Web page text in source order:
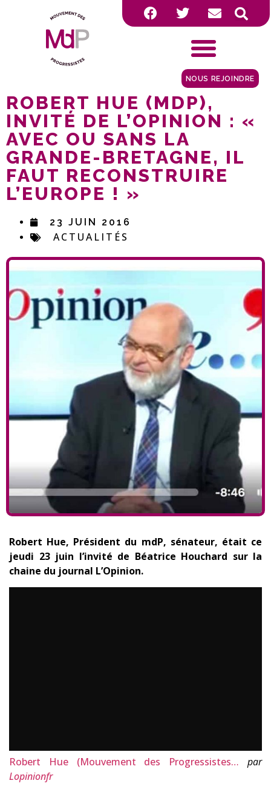
NOUS REJOINDRE
ROBERT HUE (MDP),
INVITÉ DE L’OPINION : «
AVEC OU SANS LA
GRANDE-BRETAGNE, IL
FAUT RECONSTRUIRE
L’EUROPE ! »
23 JUIN 2016
ACTUALITÉS
Robert Hue, Président du mdP, sénateur, était ce
jeudi 23 juin l’invité de Béatrice Houchard sur la
chaine du journal L’Opinion.
Robert Hue (Mouvement des Progressistes…
par
Lopinionfr